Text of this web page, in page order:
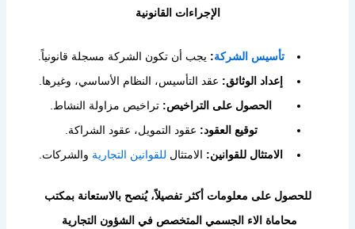
الإجراءات القانونية
تأسيس الشركة: يجب أن تكون الشركة مسجلة قانونياً.
إعداد الوثائق: عقد التأسيس، النظام الأساسي، وغيرها.
الحصول على التراخيص: تراخيص مزاولة النشاط.
توقيع العقود: عقود التمويل، عقود الشراكة.
الامتثال للقوانين: الامتثال للقوانين التجارية والشركات.
للحصول على معلومات أكثر تفصيلاً، يُنصح بالاستعانة بمكتب
محاماة الاء الجسمي المتخصص في الشؤون التجارية